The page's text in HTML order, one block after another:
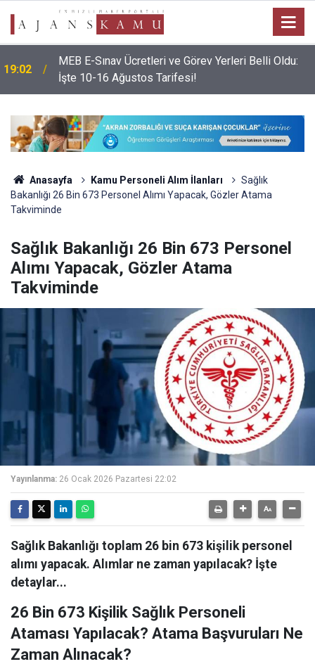
19:02
MEB E-Sınav Ücretleri ve Görev Yerleri Belli Oldu:
İşte 10-16 Ağustos Tarifesi!
Anasayfa Kamu Personeli Alım İlanları
Sağlık
Bakanlığı 26 Bin 673 Personel Alımı Yapacak, Gözler Atama
Takviminde
Sağlık Bakanlığı 26 Bin 673 Personel
Alımı Yapacak, Gözler Atama
Takviminde
Yayınlanma: 26 Ocak 2026 Pazartesi 22:02
Sağlık Bakanlığı toplam 26 bin 673 kişilik personel
alımı yapacak. Alımlar ne zaman yapılacak? İşte
detaylar...
26 Bin 673 Kişilik Sağlık Personeli
Ataması Yapılacak? Atama Başvuruları Ne
Zaman Alınacak?